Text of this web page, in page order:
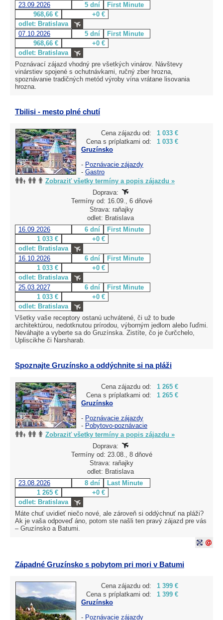
23.09.2026
5 dní
First Minute
968,66 €
+0 €
odlet: Bratislava
07.10.2026
5 dní
First Minute
968,66 €
+0 €
odlet: Bratislava
Poznávací zájazd vhodný pre všetkých vinárov. Návštevy
vinárstiev spojené s ochutnávkami, ručný zber hrozna,
spoznávanie tradičných metód výroby vína vrátane lisovania
hrozna.
Tbilisi - mesto plné chutí
Cena zájazdu od:
1 033 €
Cena s príplatkami od:
1 033 €
Gruzínsko
- Poznávacie zájazdy
- Gastro
Zobraziť všetky termíny a popis zájazdu »
Doprava:
Termíny od: 16.09., 6 dňové
Strava: raňajky
odlet: Bratislava
16.09.2026
6 dní
First Minute
1 033 €
+0 €
odlet: Bratislava
16.10.2026
6 dní
First Minute
1 033 €
+0 €
odlet: Bratislava
25.03.2027
6 dní
First Minute
1 033 €
+0 €
odlet: Bratislava
Všetky vaše receptory ostanú uchvátené, či už to bude
architektúrou, nedotknutou prírodou, výborným jedlom alebo ľuďmi.
Neváhajte a vyberte sa do Gruzínska. Zistíte, čo je čurčchelo,
Upliscikhe či Narsharab.
Spoznajte Gruzínsko a oddýchnite si na pláži
Cena zájazdu od:
1 265 €
Cena s príplatkami od:
1 265 €
Gruzínsko
- Poznávacie zájazdy
- Pobytovo-poznávacie
Zobraziť všetky termíny a popis zájazdu »
Doprava:
Termíny od: 23.08., 8 dňové
Strava: raňajky
odlet: Bratislava
23.08.2026
8 dní
Last Minute
1 265 €
+0 €
odlet: Bratislava
Máte chuť uvidieť niečo nové, ale zároveň si oddýchnuť na pláži?
Ak je vaša odpoveď áno, potom ste našli ten pravý zájazd pre vás
– Gruzínsko a Batumi.
Západné Gruzínsko s pobytom pri mori v Batumi
Cena zájazdu od:
1 399 €
Cena s príplatkami od:
1 399 €
Gruzínsko
- Poznávacie zájazdy